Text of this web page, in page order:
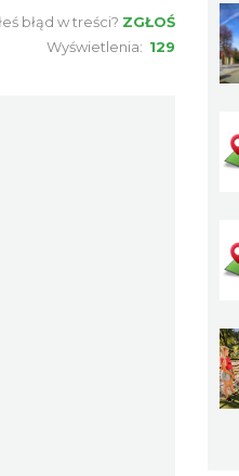
błąd w treści? ZGŁOŚ
Wyświetlenia: 129